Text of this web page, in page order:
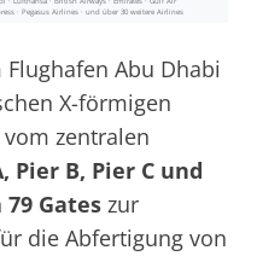
Abu Dhabi
X-förmigen
zentralen
Pier B, Pier C und
79 Gates zur
die Abfertigung von